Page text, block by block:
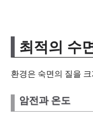
최적의 수
환경은 숙면의 질을
암전과 온도